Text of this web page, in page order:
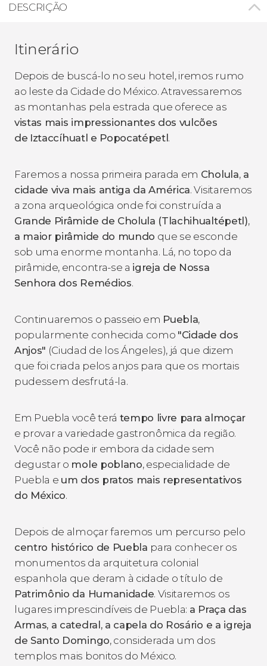
DESCRIÇÃO
Itinerário
Depois de buscá-lo no seu hotel, iremos rumo
ao leste da Cidade do México. Atravessaremos
as montanhas pela estrada que oferece as
vistas mais impressionantes dos vulcões
de Iztaccíhuatl e Popocatépetl.
Faremos a nossa primeira parada em Cholula,a
cidade viva mais antiga da América. Visitaremos
a zona arqueológica onde foi construída a
Grande Pirâmide de Cholula (Tlachihualtépetl),
a maior pirâmide do mundo que se esconde
sob uma enorme montanha. Lá, no topo da
pirâmide, encontra-se a igreja de Nossa
Senhora dos Remédios.
Continuaremos o passeio em Puebla,
popularmente conhecida como "Cidade dos
Anjos" (Ciudad de los Ángeles), já que dizem
que foi criada pelos anjos para que os mortais
pudessem desfrutá-la.
Em Puebla você terá tempo livre para almoçar
e provar a variedade gastronômica da região.
Você não pode ir embora da cidade sem
degustar o mole poblano, especialidade de
Puebla e um dos pratos mais representativos
do México.
Depois de almoçar faremos um percurso pelo
centro histórico de Puebla para conhecer os
monumentos da arquitetura colonial
espanhola que deram à cidade o título de
Patrimônio da Humanidade. Visitaremos os
lugares imprescindíveis de Puebla: a Praça das
Armas, a catedral, a capela do Rosário e a igreja
de Santo Domingo, considerada um dos
templos mais bonitos do México.